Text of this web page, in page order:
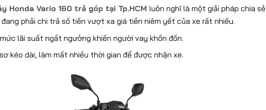
Honda Vario 160 trả góp tại Tp.HCMluôn nghĩ là một giải pháp chia
phải chi trả số tiền vượt xa giá tiền niêm yết của xe rất nhiều.
lãi suất ngất ngưởng khiến người vay khốn đốn.
kéo dài, làm mất nhiều thời gian để được nhận xe.